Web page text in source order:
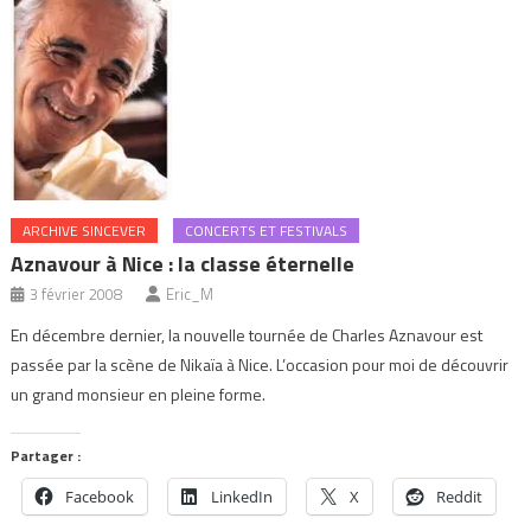
ARCHIVE SINCEVER CONCERTS ET FESTIVALS
Aznavour à Nice : la classe éternelle
3 février 2008 Eric_M
En décembre dernier, la nouvelle tournée de Charles Aznavour est
passée par la scène de Nikaïa à Nice. L’occasion pour moi de découvrir
un grand monsieur en pleine forme.
Partager :
Facebook LinkedIn X Reddit